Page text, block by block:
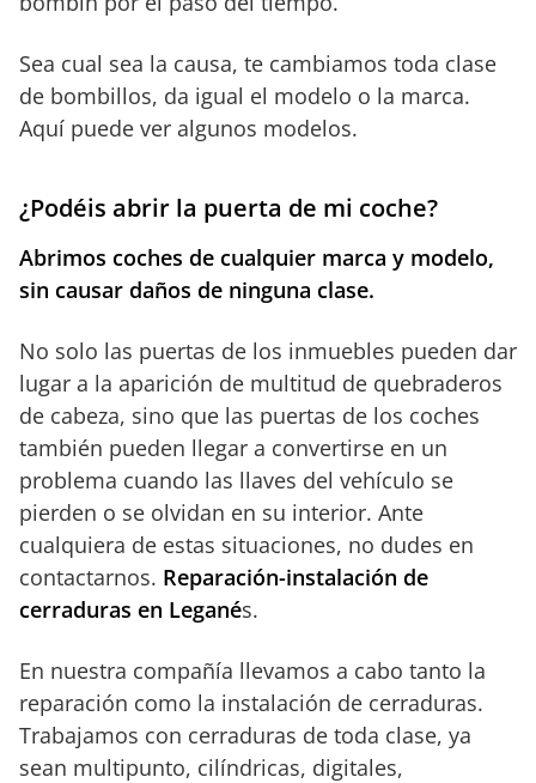
Sea cual sea la causa, te cambiamos toda clase
de bombillos, da igual el modelo o la marca.
Aquí puede ver algunos modelos.
¿Podéis abrir la puerta de mi coche?
Abrimos coches de cualquier marca y modelo,
sin causar daños de ninguna clase.
No solo las puertas de los inmuebles pueden dar
lugar a la aparición de multitud de quebraderos
de cabeza, sino que las puertas de los coches
también pueden llegar a convertirse en un
problema cuando las llaves del vehículo se
pierden o se olvidan en su interior. Ante
cualquiera de estas situaciones, no dudes en
contactarnos. Reparación-instalación de
cerraduras en Leganés.
En nuestra compañía llevamos a cabo tanto la
reparación como la instalación de cerraduras.
Trabajamos con cerraduras de toda clase, ya
sean multipunto, cilíndricas, digitales,